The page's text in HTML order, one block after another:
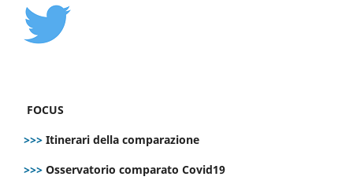
FOCUS
>>> Itinerari della comparazione
>>> Osservatorio comparato Covid19